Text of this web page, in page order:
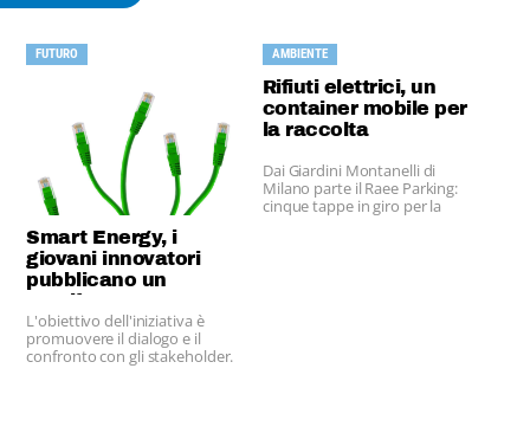
FUTURO
Smart Energy, i
giovani innovatori
pubblicano un
manifesto green
L'obiettivo dell'iniziativa è
promuovere il dialogo e il
confronto con gli stakeholder.
AMBIENTE
Rifiuti elettrici, un
container mobile per
la raccolta
Dai Giardini Montanelli di
Milano parte il Raee Parking:
cinque tappe in giro per la